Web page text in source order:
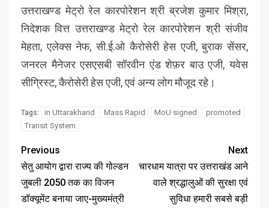
उत्तराखण्ड मेट्रो रेल कारपोरेशन श्री ब्रजेश कुमार मिश्रा,
निदेशक वित्त उत्तराखण्ड मेट्रो रेल कारपोरेशन श्री संजीव
मेहता, एलेक्स नेफ, सी.ई.ओ कैरोसेरी हेस एजी, बुराक सेंसर,
जनरल मैनेजर एसएसबी सॉरवीन एंड शेफ़र बाउ एजी, यवेस
सीग्रिस्ट, कैरोसेरी हेस एजी, एवं अन्य लोग मौजूद रहे।
Tags: in Uttarakhand Mass Rapid MoU signed
promoted
Transit System
Previous
सेतु आयोग द्वारा राज्य की गोल्डन
जुबली 2050 तक का विजन
डॉक्यूमेंट बनाया जाए-मुख्यमंत्री
Next
चारधाम यात्रा पर उत्तराखंड आने
वाले श्रद्धालुओं की सुरक्षा एवं
सुविधा हमारी सबसे बड़ी